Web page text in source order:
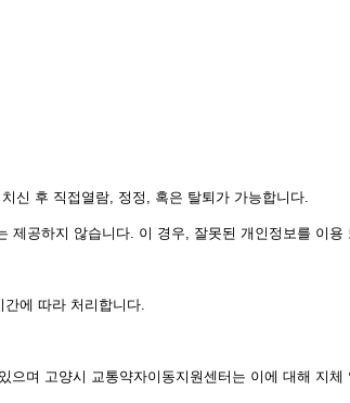
신 후 직접열람, 정정, 혹은 탈퇴가 가능합니다.
공하지 않습니다. 이 경우, 잘못된 개인정보를 이용
에 따라 처리합니다.
며 고양시 교통약자이동지원센터는 이에 대해 지체